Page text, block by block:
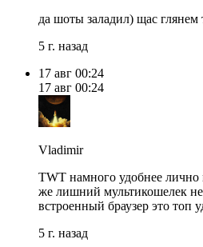
да шоты заладил) щас глянем
5 г. назад
17 авг 00:24
17 авг 00:24
Vladimir
TWT намного удобнее
же лишний мультикошелек
встроенный браузер это топ
5 г. назад